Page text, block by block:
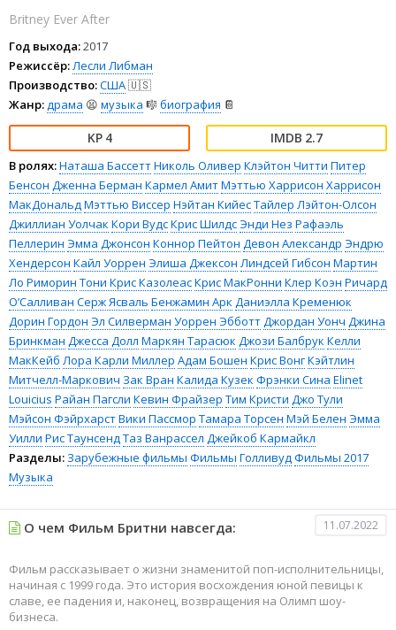
Britney Ever After
Год выхода:2017
Режиссёр:Лесли Либман
Производство:США🇺🇸
Жанр:драма 😫 музыка 🎼биография 📔
4 2.7
В ролях:Наташа БассеттНиколь Оливер Клэйтон Читти Питер
Бенсон Дженна Берман Кармел АмитМэттью Харрисон Харрисон
МакДональдМэттью Виссер Нэйтан КийесТайлер Лэйтон-Олсон
Джиллиан Уолчак Кори ВудсКрис ШилдсЭнди Нез Рафаэль
Пеллерин Эмма Джонсон Коннор Пейтон Девон Александр Эндрю
Хендерсон Кайл Уоррен Элиша Джексон Линдсей Гибсон Мартин
Ло Риморин Тони Крис КазолеасКрис МакРонни Клер Коэн Ричард
О’Салливан Серж Ясваль Бенжамин Арк Даниэлла Кременюк
Дорин Гордон Эл Силверман Уоррен ЭбботтДжордан Уонч Джина
Бринкман Джесса Долл Маркян Тарасюк Джози Балбрук Келли
МакКейб Лора Карли Миллер Адам Бошен Крис ВонгКэйтлин
Митчелл-Маркович Зак Вран Калида Кузек Фрэнки Сина Elinet
Louicius Райан Пагсли Кевин Фрайзер Тим Кристи Джо Тули
Мэйсон ФэйрхарстВики Пассмор Тамара Торсен Мэй Белен Эмма
Уилли Рис ТаунсендТаз Ванрассел Джейкоб Кармайкл
Разделы: Зарубежные фильмы Фильмы ГолливудФильмы 2017
Музыка
О чем Фильм Бритни навсегда: 11.07.2022
Фильм рассказывает о жизни знаменитой поп-исполнительницы,
начиная с 1999 года. Это история восхождения юной певицы к
славе, ее падения и, наконец, возвращения на Олимп шоу-
бизнеса.